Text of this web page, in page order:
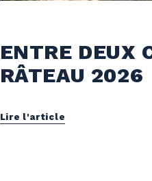
ENTRE DEUX
RÂTEAU 2026
Lire l'article